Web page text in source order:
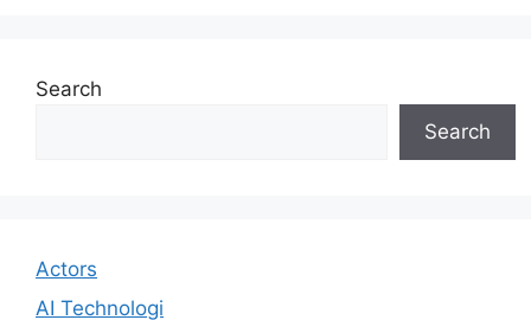
Search
Search
Actors
AI Technologi